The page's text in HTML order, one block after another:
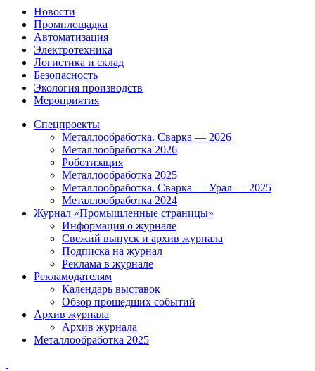
Новости
Промплощадка
Автоматизация
Электротехника
Логистика и склад
Безопасность
Экология производств
Мероприятия
Спецпроекты
Металлообработка. Сварка — 2026
Металлообработка 2026
Роботизация
Металлообработка 2025
Металлообработка. Сварка — Урал — 2025
Металлообработка 2024
Журнал «Промышленные страницы»
Информация о журнале
Свежий выпуск и архив журнала
Подписка на журнал
Реклама в журнале
Рекламодателям
Календарь выставок
Обзор прошедших событий
Архив журнала
Архив журнала
Металлообработка 2025